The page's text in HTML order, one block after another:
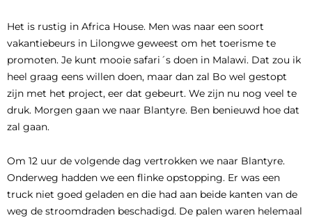
Het is rustig in Africa House. Men was naar een soort
vakantiebeurs in Lilongwe geweest om het toerisme te
promoten. Je kunt mooie safari´s doen in Malawi. Dat zou ik
heel graag eens willen doen, maar dan zal Bo wel gestopt
zijn met het project, eer dat gebeurt. We zijn nu nog veel te
druk. Morgen gaan we naar Blantyre. Ben benieuwd hoe dat
zal gaan.
Om 12 uur de volgende dag vertrokken we naar Blantyre.
Onderweg hadden we een flinke opstopping. Er was een
truck niet goed geladen en die had aan beide kanten van de
weg de stroomdraden beschadigd. De palen waren helemaal